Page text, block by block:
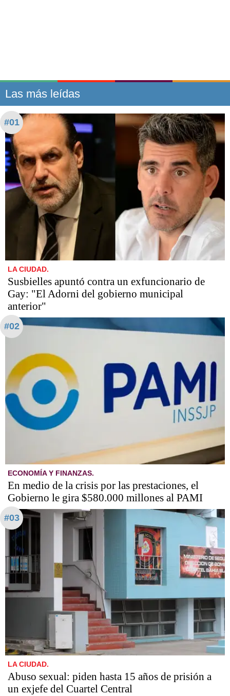
Las más leídas
#01
LA CIUDAD.
Susbielles apuntó contra un exfuncionario de
Gay: "El Adorni del gobierno municipal
anterior"
#02
ECONOMÍA Y FINANZAS.
En medio de la crisis por las prestaciones, el
Gobierno le gira $580.000 millones al PAMI
#03
LA CIUDAD.
Abuso sexual: piden hasta 15 años de prisión a
un exjefe del Cuartel Central